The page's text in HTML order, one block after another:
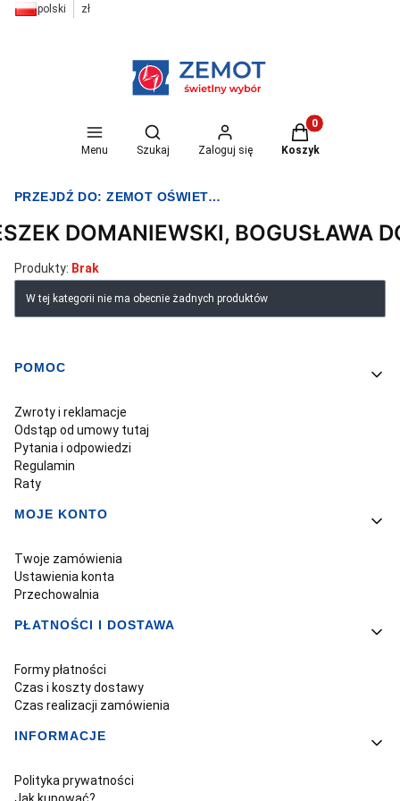
polski zł
Menu
Otwórz wyszukiwarkę
Szukaj Zaloguj się
Produkty w
Koszyk
PRZEJDŹ DO:ZEMOT OŚWIETLENIE I ELEKTRYKA
DOMANIEWSKI, BOGUSŁAWA
Produkty: Brak
Lista produktów
W tej kategorii nie ma obecnie żadnych produktów
Linki w stopce
POMOC
Zwroty i reklamacje
Odstąp od umowy tutaj
Pytania i odpowiedzi
Regulamin
Raty
MOJE KONTO
Twoje zamówienia
Ustawienia konta
Przechowalnia
PŁATNOŚCI I DOSTAWA
Formy płatności
Czas i koszty dostawy
Czas realizacji zamówienia
INFORMACJE
Polityka prywatności